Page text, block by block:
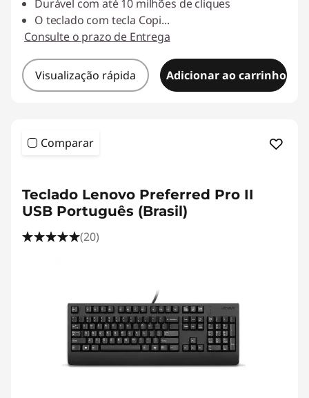
Durável com até 10 milhões de cliques
O teclado com tecla Copi...
Consulte o prazo de Entrega
Visualização rápida Adicionar ao carrinho
Comparar
Teclado Lenovo Preferred Pro II
USB Português (Brasil)
(20)